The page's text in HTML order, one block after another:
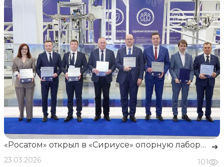
«Росатом» открыл в «Сириусе» опорную лабораторию робототехники для новой атомной энергетики ➔
23.03.2026 101